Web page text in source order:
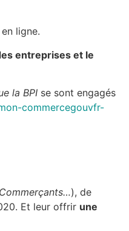
ligne.
entreprises et le
la BPI se sont engagés
commercegouvfr-
), de
Et leur offrir une